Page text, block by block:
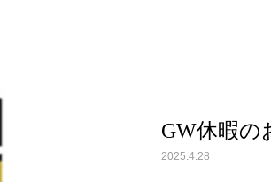
GW休暇の
2025.4.28